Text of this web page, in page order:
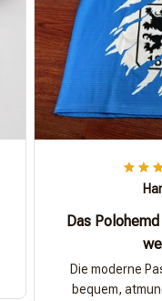
Das
Die moderne
bequem,